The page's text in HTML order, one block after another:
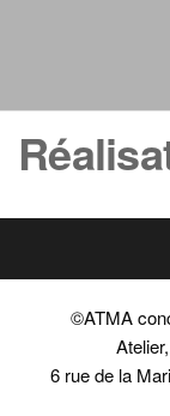
©ATMA
6 rue de la